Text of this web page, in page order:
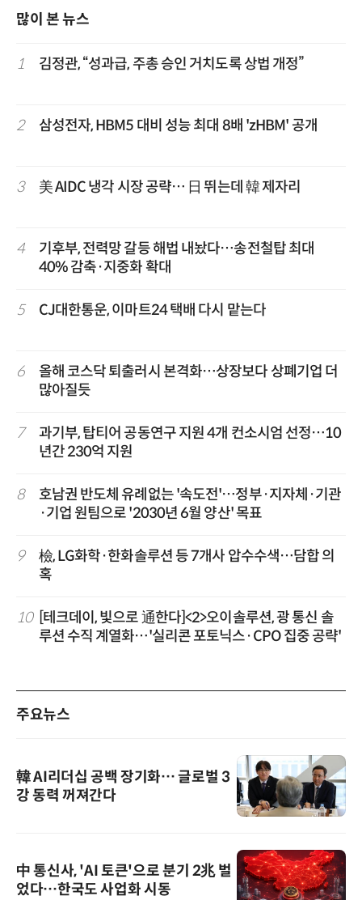
많이 본 뉴스
1 김정관, “성과급, 주총 승인 거치도록 상법 개정”
2 삼성전자, HBM5 대비 성능 최대 8배 'zHBM' 공개
3 美 AIDC 냉각 시장 공략… 日 뛰는데 韓 제자리
4
기후부, 전력망 갈등 해법 내놨다…송전철탑 최대
40% 감축·지중화 확대
5 CJ대한통운, 이마트24 택배 다시 맡는다
6
올해 코스닥 퇴출러시 본격화…상장보다 상폐기업 더
많아질듯
7
과기부, 탑티어 공동연구 지원 4개 컨소시엄 선정…10
년간 230억 지원
8
호남권 반도체 유례없는 '속도전'…정부·지자체·기관
·기업 원팀으로 '2030년 6월 양산' 목표
9
檢, LG화학·한화솔루션 등 7개사 압수수색…담합 의
혹
10
[테크데이, 빛으로 通한다]<2>오이솔루션, 광 통신 솔
루션 수직 계열화…'실리콘 포토닉스·CPO 집중 공략'
주요뉴스
韓 AI리더십 공백 장기화… 글로벌 3
강 동력 꺼져간다
中 통신사, 'AI 토큰'으로 분기 2兆 벌
었다…한국도 사업화 시동